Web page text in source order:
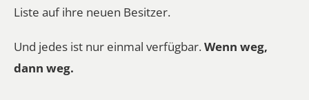
Liste auf ihre neuen Besitzer.
Und jedes ist nur einmal verfügbar.Wenn weg,
dann weg.